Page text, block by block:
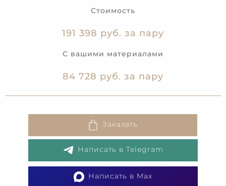
Стоимость
191 398 руб. за пару
С вашими материалами
84 728 руб. за пару
Заказать
Написать в Telegram
Написать в Max